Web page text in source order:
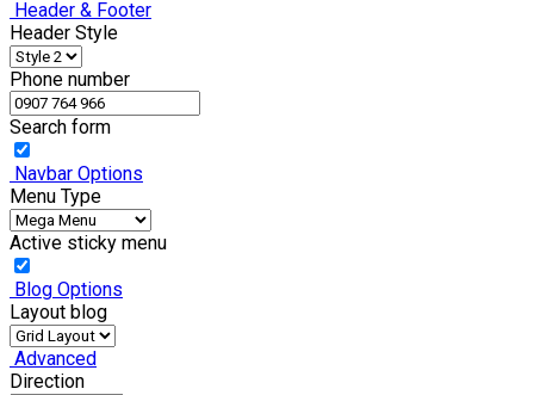
Header & Footer
Header Style
Phone number
Search form
Navbar Options
Menu Type
Active sticky menu
Blog Options
Layout blog
Advanced
Direction